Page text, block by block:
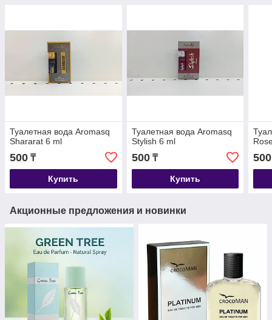
Туалетная вода Aromasq
Shararat 6 ml
500 ₸
Купить
Туалетная вода Aromasq
Stylish 6 ml
500₸
Купить
500
Акционные предложения и новинки